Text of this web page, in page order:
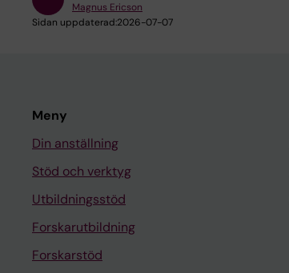
Magnus Ericson
Sidan uppdaterad:2026-07-07
Meny
Din anställning
Stöd och verktyg
Utbildningsstöd
Forskarutbildning
Forskarstöd